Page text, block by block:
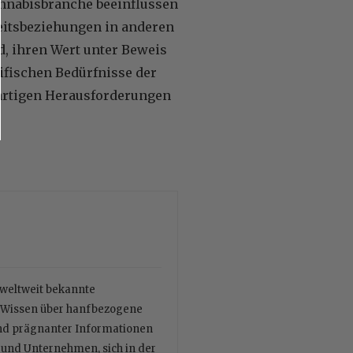
beeinflussen
in anderen
ihren Wert unter Beweis
Bedürfnisse der
Herausforderungen
bekannte
über hanfbezogene
prägnanter Informationen
Unternehmen, sich in der